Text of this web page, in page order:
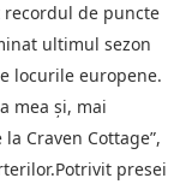
recordul de puncte
ultimul sezon
locurile europene.
mea şi, mai
Craven Cottage”,
presei